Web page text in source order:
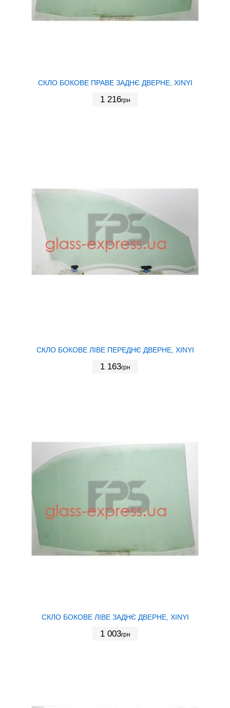
СКЛО БОКОВЕ ПРАВЕ ЗАДНЄ ДВЕРНЕ, XINYI
1 216грн
СКЛО БОКОВЕ ЛІВЕ ПЕРЕДНЄ ДВЕРНЕ, XINYI
1 163грн
СКЛО БОКОВЕ ЛІВЕ ЗАДНЄ ДВЕРНЕ, XINYI
1 003грн